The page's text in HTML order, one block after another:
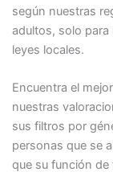
según nuestras
adultos, solo para
leyes locales.
Encuentra el
nuestras
sus filtros por
personas que se
que su función de